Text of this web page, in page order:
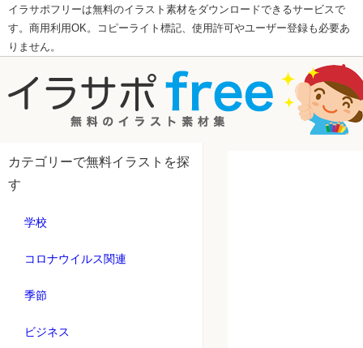
イラサポフリーは無料のイラスト素材をダウンロードできるサービスで
す。商用利用OK。コピーライト標記、使用許可やユーザー登録も必要あ
りません。
カテゴリーで無料イラストを探
す
学校
コロナウイルス関連
季節
ビジネス